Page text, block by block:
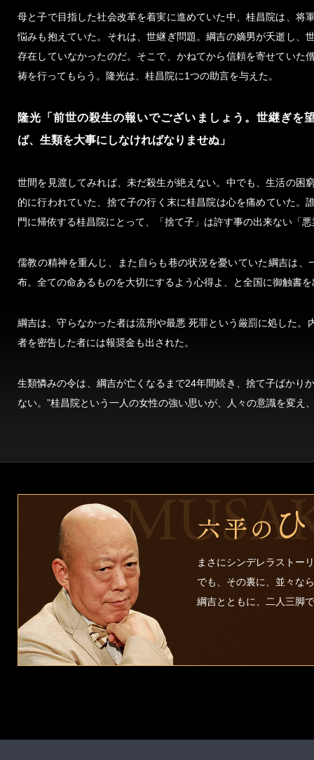
母と子で目指した社会改革を着実に進めていた中、桂昌院は、将
悩みも抱えていた。それは、世継ぎ問題。綱吉の嫡男が夭逝し、
存在していなかったのだ。そこで、かねてから信頼を寄せていた
祷を行ってもらう。隆光は、桂昌院に1つの助言を与えた。
隆光「前世の殺生の報いでございましょう。世継ぎを
ば、生類を大事にしなければなりませぬ」
世間を見渡してみれば、未だ殺生が絶えない。中でも、生活の困
的に行われていた、捨て子の行く末に桂昌院は心を痛めていた
門に帰依する桂昌院にとって、「捨て子」は許す事の出来ない「
儒教の精神を重んじ、また自らも巷の状況を憂いていた綱吉は
布。全ての命あるものを大切にするよう心得よ、と全国に御触書
綱吉は、守らなかった者は流刑や最悪 死罪という厳罰に処した
者を密告した者には報奨金も出された。
生類憐みの令は、綱吉が亡くなるまで24年間続き、捨て子ばかり
ない。”桂昌院という一人の女性の強い思いが、人々の意識を変え
まさにシンデレラストー
でも、その裏に、並々な
綱吉とともに、二人三脚